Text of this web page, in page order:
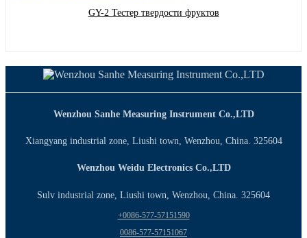
GY-2 Тестер твердости фруктов
Wenzhou Sanhe Measuring Instrument Co.,LTD
Xiangyang industrial zone, Liushi town, Wenzhou, China. 325604
Wenzhou Weidu Electronics Co.,LTD
Sulv industrial zone, Liushi town, Wenzhou, China. 325604
+0086-577-57151590
0086-577-57151067